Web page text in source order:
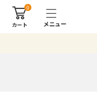
0
カート